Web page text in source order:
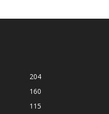
204
160
115